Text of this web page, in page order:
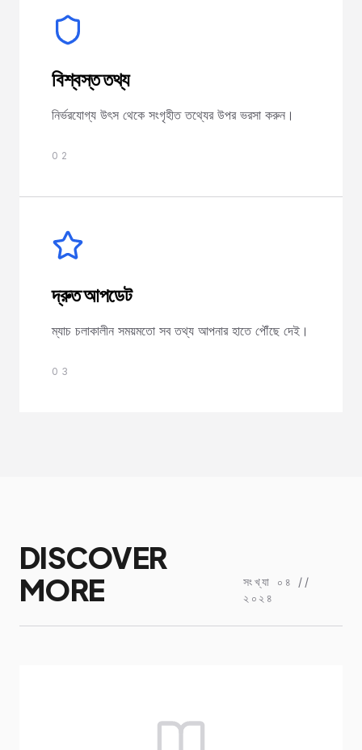
বিশ্বস্ত তথ্য
নির্ভরযোগ্য উৎস থেকে সংগৃহীত তথ্যের উপর ভরসা করুন।
02
দ্রুত আপডেট
ম্যাচ চলাকালীন সময়মতো সব তথ্য আপনার হাতে পৌঁছে দেই।
03
DISCOVER
MORE
সংখ্যা ০৪ //
২০২৪